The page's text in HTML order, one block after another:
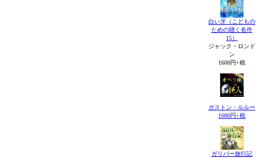
白い牙（こどもの
ための聴く名作
15）
ジャック・ロンド
ン
1600円+税
ガストン・ルルー
1600円+税
ガリバー旅行記